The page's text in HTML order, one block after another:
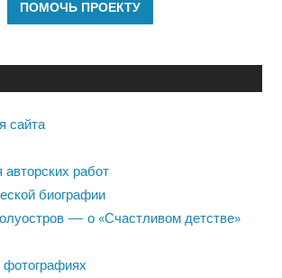
сайта
авторских работ
биографии
— о «Счастливом детстве»